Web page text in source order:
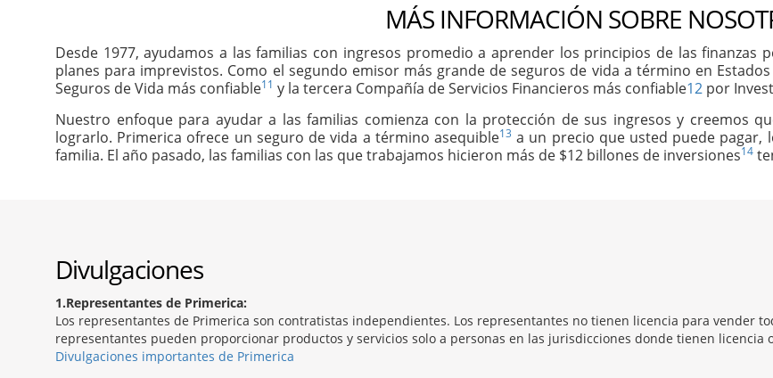
MÁS INFORMACIÓN SOBRE
Desde 1977, ayudamos a las familias con ingresos promedio a aprender los principios de las finanzas
planes para imprevistos. Como el segundo emisor más grande de seguros de vida a término en
Seguros de Vida más confiable11 y la tercera Compañía de Servicios Financieros más confiable12 por
Nuestro enfoque para ayudar a las familias comienza con la protección de sus ingresos y creemos
lograrlo. Primerica ofrece un seguro de vida a término asequible13 a un precio que usted puede
familia. El año pasado, las familias con las que trabajamos hicieron más de $12 billones de inversiones14
Divulgaciones
1 Representantes de Primerica:
Los representantes de Primerica son contratistas independientes. Los representantes no tienen licencia para vender
representantes pueden proporcionar productos y servicios solo a personas en las jurisdicciones donde tienen licencia
Divulgaciones importantes de Primerica